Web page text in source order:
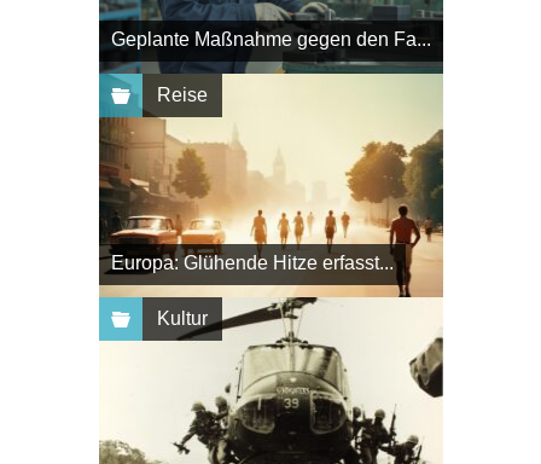
Geplante Maßnahme gegen den Fa...
Reise
Europa: Glühende Hitze erfasst...
Kultur